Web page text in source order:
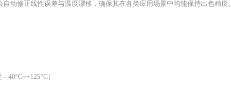
动修正线性误差与温度漂移，确保其在各类应用场景中均能保持出色精度。
40°C~+125°C）